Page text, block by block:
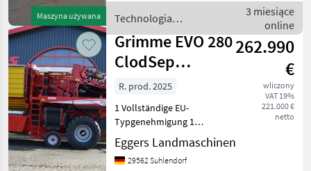
Maszyna używana
Achslenkung Achs-
Mittenfindung, Autom.
Neigungsausg
Technologia
ziemniaczana / Grimme
3 miesiące
online
Grimme EVO 280
ClodSep
NonStop GEN II
262.990
€
wliczony
VAT 19%
221.000 €
netto
R. prod. 2025
1 Vollständige EU-
Typgenehmigung 1
Ausstattungspaket
Comfort-Line 1 Anhängung
Zugkugelkupplung 80 mm
Eggers Landmaschinen
29562 Suhlendorf